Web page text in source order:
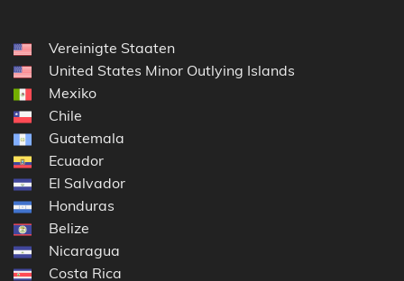
Vereinigte Staaten
United States Minor Outlying Islands
Mexiko
Chile
Guatemala
Ecuador
El Salvador
Honduras
Belize
Nicaragua
Costa Rica